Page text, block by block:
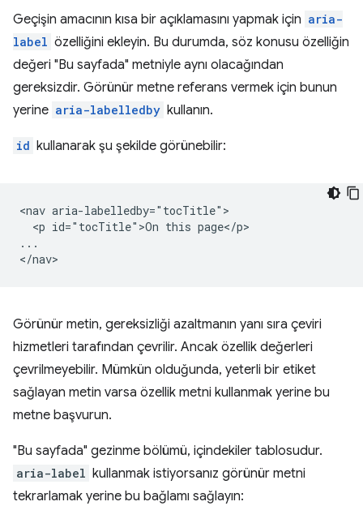
Geçişin amacının kısa bir açıklamasını yapmak için aria-
label özelliğini ekleyin. Bu durumda, söz konusu özelliğin
değeri "Bu sayfada" metniyle aynı olacağından
gereksizdir. Görünür metne referans vermek için bunun
yerine aria-labelledby kullanın.
id kullanarak şu şekilde görünebilir:
<nav aria-labelledby="tocTitle">
  <p id="tocTitle">On this page</p>
...
Görünür metin, gereksizliği azaltmanın yanı sıra çeviri
hizmetleri tarafından çevrilir. Ancak özellik değerleri
çevrilmeyebilir. Mümkün olduğunda, yeterli bir etiket
sağlayan metin varsa özellik metni kullanmak yerine bu
metne başvurun.
"Bu sayfada" gezinme bölümü, içindekiler tablosudur.
aria-label kullanmak istiyorsanız görünür metni
tekrarlamak yerine bu bağlamı sağlayın: